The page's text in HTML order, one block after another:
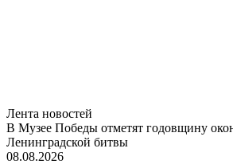
Лента новостей
В Музее Победы отметят годовщину
Ленинградской битвы
08.08.2026